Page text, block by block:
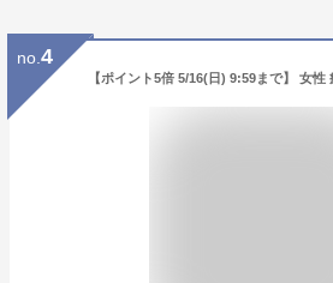
no. 4